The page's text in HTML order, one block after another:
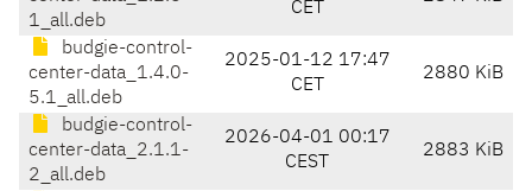
1_all.deb
CET
budgie-control-
center-data_1.4.0-
5.1_all.deb
2025-01-12 17:47
CET
2880 KiB
budgie-control-
center-data_2.1.1-
2_all.deb
2026-04-01 00:17
CEST
2883 KiB